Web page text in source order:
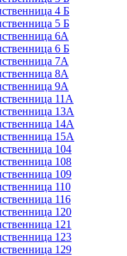
4 Б
5 Б
6А
6 Б
7А
8А
9А
11А
13А
14А
15А
104
108
109
110
116
120
121
123
129